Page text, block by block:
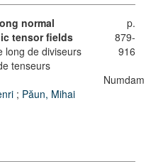
normal
tensor fields
long de diviseurs
tenseurs
; Păun, Mihai
p.
879-
916
Numdam